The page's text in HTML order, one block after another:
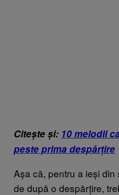
Citește și: 10 melodii
peste prima despărțire
Așa că, pentru a ieși
de după o despărțire,